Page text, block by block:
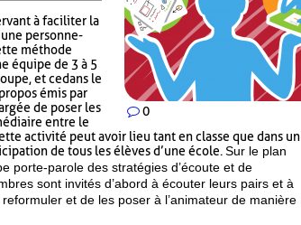
0
à faciliter la
personne-
méthode
équipe de 3 à 5
et ce dans le
émis par
de poser les
entre le
activité peut avoir lieu tant en classe que dans un
de tous les élèves d’une école.Sur le plan
porte-parole des stratégies d’écoute et de
sont invités d’abord à écouter leurs pairs et à
et de les poser à l’animateur de manière